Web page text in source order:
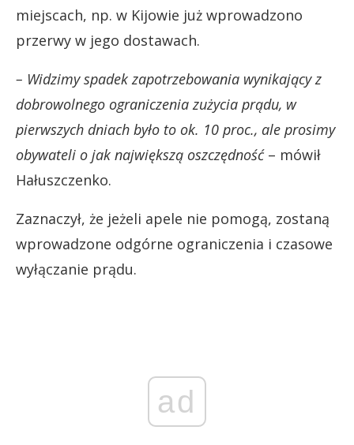
miejscach, np. w Kijowie już wprowadzono
przerwy w jego dostawach.
– Widzimy spadek zapotrzebowania wynikający z
dobrowolnego ograniczenia zużycia prądu, w
pierwszych dniach było to ok. 10 proc., ale prosimy
obywateli o jak największą oszczędność– mówił
Hałuszczenko.
Zaznaczył, że jeżeli apele nie pomogą, zostaną
wprowadzone odgórne ograniczenia i czasowe
wyłączanie prądu.
ad